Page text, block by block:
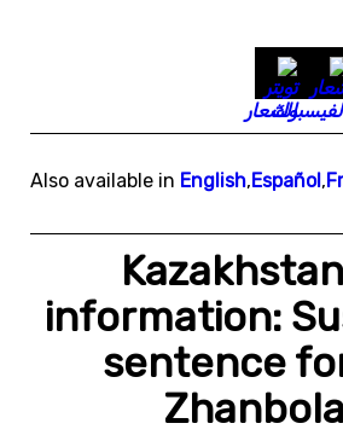
Also available in English,Español,
information:
sentence